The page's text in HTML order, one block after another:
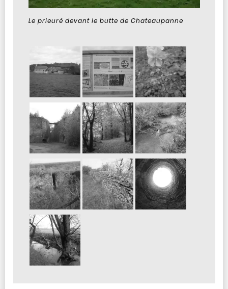
Le prieuré devant le butte de Chateaupanne